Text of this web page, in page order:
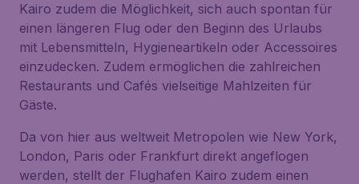
Kairo zudem die Möglichkeit, sich auch spontan für
einen längeren Flug oder den Beginn des Urlaubs
mit Lebensmitteln, Hygieneartikeln oder Accessoires
einzudecken. Zudem ermöglichen die zahlreichen
Restaurants und Cafés vielseitige Mahlzeiten für
Gäste.
Da von hier aus weltweit Metropolen wie New York,
London, Paris oder Frankfurt direkt angeflogen
werden, stellt der Flughafen Kairo zudem einen